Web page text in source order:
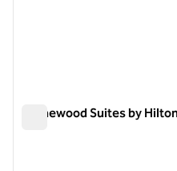
Homewood Suites by